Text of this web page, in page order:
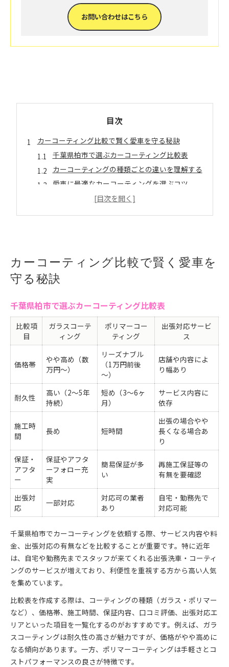
お問い合わせはこちら
目次
カーコーティング比較で賢く愛車を守る秘訣
千葉県柏市で選ぶカーコーティング比較表
カーコーティングの種類ごとの違いを理解する
愛車に最適なカーコーティングを選ぶコツ
比較で見えるカーコーティングの耐久性
自宅で受けられるカーコーティングの利点
忙しい方に最適な出張洗車の特徴
出張洗車と店舗型サービスの違い
忙しい方におすすめなカーコーティングの選び方
時間を有効活用できるカーコーティング比較
出張洗車サービスが忙しい人に選ばれる理由
カーコーティングの即日対応は可能か
作業時間の短縮で選ぶコーティング術
忙しい方が重視すべき比較ポイント
出張洗車を活用した効率的な愛車メンテナンス
出張洗車とカーコーティングの組み合わせ例
自宅で簡単にできる愛車のケア方法
カーコーティング施工後のメンテナンス術
出張洗車で維持する美しい車の秘訣
効率アップ！出張洗車の活用ポイント
ガラス系カーコーティングの特徴と効果に注目
ガラス系カーコーティング効果比較表
ガラス系と他素材コーティングの違い
ガラス系カーコーティングの耐久性とは
愛車を守るガラス系のメリット解説
ガラス系カーコーティングの選び方
愛車の美観維持に役立つサービス比較術
カーコーティングと洗車サービスの違いを比較
美観維持に強いサービスの特徴とは
長期間美しさを保つコーティング選び
愛車の状態別おすすめサービス
メンテナンス重視派のサービス比較法
カーコーティング比較で賢く愛車を
守る秘訣
千葉県柏市で選ぶカーコーティング比較表
比較項
目
ガラスコーテ
ィング
ポリマーコー
ティング
出張対応サービ
ス
価格帯
やや高め（数
万円～）
リーズナブル
（1万円前後
～）
店舗や内容によ
り幅あり
耐久性
高い（2～5年
持続）
短め（3～6ヶ
月）
サービス内容に
依存
施工時
間
長め 短時間
出張の場合やや
長くなる場合あ
り
保証・
アフタ
ー
保証やアフタ
ーフォロー充
実
簡易保証が多
い
再施工保証等の
有無を要確認
出張対
応
一部対応
対応可の業者
あり
自宅・勤務先で
対応可能
千葉県柏市でカーコーティングを依頼する際、サービス内容や料
金、出張対応の有無などを比較することが重要です。特に近年
は、自宅や勤務先までスタッフが来てくれる出張洗車・コーティ
ングのサービスが増えており、利便性を重視する方から高い人気
を集めています。
比較表を作成する際は、コーティングの種類（ガラス・ポリマー
など）、価格帯、施工時間、保証内容、口コミ評価、出張対応エ
リアといった項目を一覧化するのがおすすめです。例えば、ガラ
スコーティングは耐久性の高さが魅力ですが、価格がやや高めに
なる傾向があります。一方、ポリマーコーティングは手軽さとコ
ストパフォーマンスの良さが特徴です。